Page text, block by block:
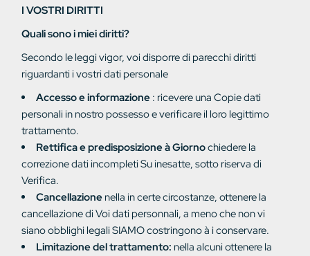
I VOSTRI DIRITTI
Quali sono i miei diritti?
Secondo le leggivigor, voidisporre di parecchi diritti
riguardantii vostri dati personale
Accesso e informazione : ricevere unaCopiedati
personali in nostro possessoe verificareil loro legittimo
trattamento.
Rettifica e predisposizioneàGiornochiedere la
correzionedati incompletiSuinesatte,sotto riserva di
Verifica.
Cancellazione nellain certe circostanze, ottenere la
cancellazione diVoidati personnali, a meno che non vi
siano obblighi legaliSIAMOcostringonoàiconservare.
Limitazione del trattamento: nella alcuniottenere la